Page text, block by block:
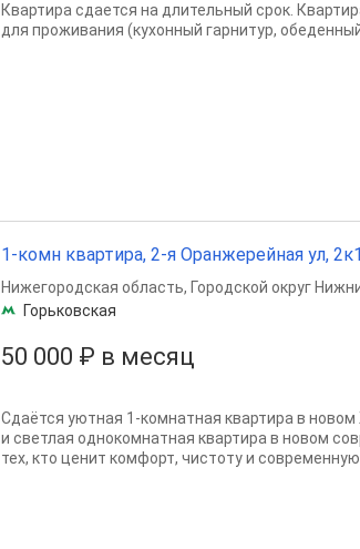
Квартира сдается на длительный срок.
для проживания (кухонный гарнитур, обеденный
1-комн квартира, 2-я Оранжерейная ул,
50 000 ₽ в месяц
Нижегородская область, Городской округ
Горьковская
Сдаётся уютная 1-комнатная квартира в
и светлая однокомнатная квартира в новом
тех, кто ценит комфорт, чистоту и современную